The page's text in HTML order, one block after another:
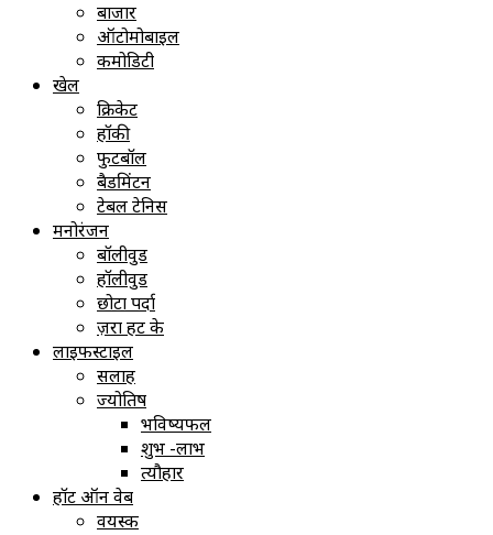
बाजार
ऑटोमोबाइल
कमोडिटी
खेल
क्रिकेट
हॉकी
फुटबॉल
बैडमिंटन
टेबल टेनिस
मनोरंजन
बॉलीवुड
हॉलीवुड
छोटा पर्दा
ज़रा हट के
लाइफस्टाइल
सलाह
ज्योतिष
भविष्यफल
शुभ -लाभ
त्यौहार
हॉट ऑन वेब
वयस्क